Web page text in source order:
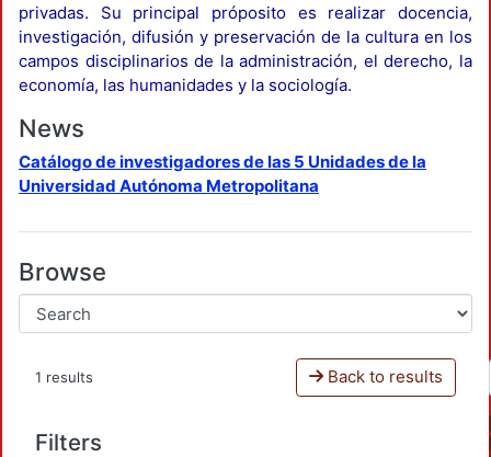
privadas. Su principal próposito es realizar docencia,
investigación, difusión y preservación de la cultura en los
campos disciplinarios de la administración, el derecho, la
economía, las humanidades y la sociología.
News
Catálogo de investigadores de las 5 Unidades de la
Universidad Autónoma Metropolitana
Browse
1 results Back to results
Filters